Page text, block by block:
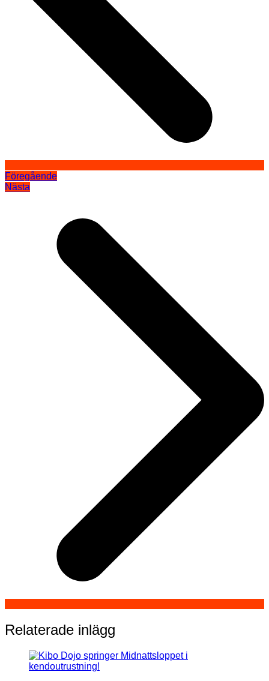
Föregående
Nästa
Relaterade inlägg